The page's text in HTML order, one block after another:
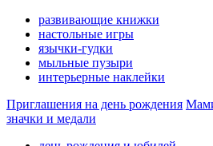
развивающие книжки
настольные игры
язычки-гудки
мыльные пузыри
интерьерные наклейки
Приглашения на день рождения
значки и медали